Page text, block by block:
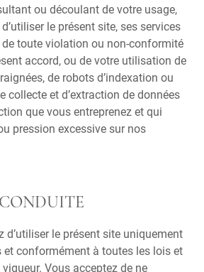
ou découlant de votre usage,
le présent site, ses services
toute violation ou non-conformité
accord, ou de votre utilisation de
de robots d’indexation ou
collecte et d’extraction de données
que vous entreprenez et qui
pression excessive sur nos
le présent site uniquement
conformément à toutes les lois et
Vous acceptez de ne